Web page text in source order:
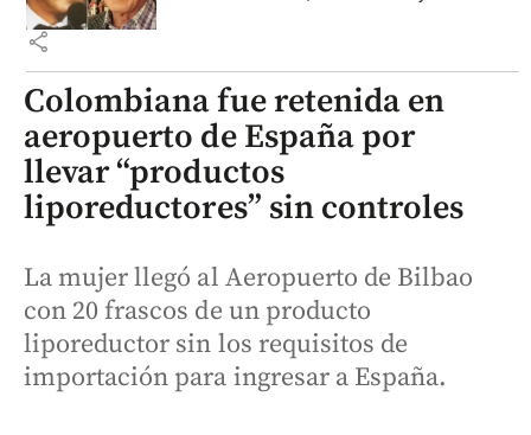
share
Colombiana fue retenida en
aeropuerto de España por
llevar “productos
liporeductores” sin controles
La mujer llegó al Aeropuerto de Bilbao
con 20 frascos de un producto
liporeductor sin los requisitos de
importación para ingresar a España.